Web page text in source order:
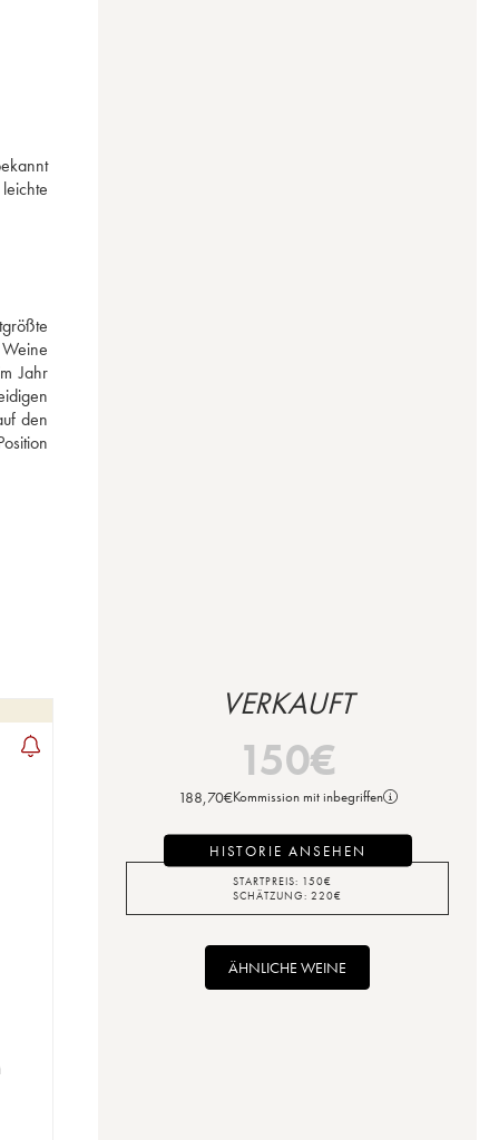
Jahr
den
VERKAUFT
150€
188,70€Kommission mit inbegriffen
HISTORIE ANSEHEN
STARTPREIS: 150€
SCHÄTZUNG: 220€
ÄHNLICHE WEINE